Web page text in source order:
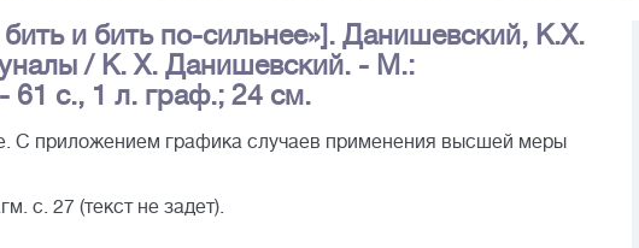
и бить по-сильнее»]. Данишевский, К.Х.
/ К. Х. Данишевский. - М.:
61 с., 1 л. граф.; 24 см.
С приложением графика случаев применения высшей меры
с. 27 (текст не задет).